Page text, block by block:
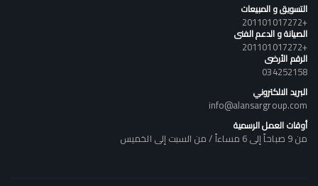
التسويق و المبيعات
+201101017272
الصيانة و الدعم الفنى
+201101017272
الرقم الأرضى
034252158
البريد الالكتروني
info@alansargroup.com
أوقات العمل الرسمية
من 9 صباحاً إلى 6 مساءاً / من السبت إلى الخميس